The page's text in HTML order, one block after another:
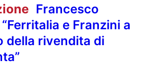
Francesco
e Franzini a
della rivendita di